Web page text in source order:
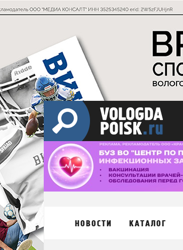
НОВОСТИ КАТАЛОГ